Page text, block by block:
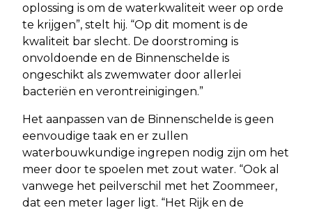
oplossing is om de waterkwaliteit weer op orde
te krijgen”, stelt hij. “Op dit moment is de
kwaliteit bar slecht. De doorstroming is
onvoldoende en de Binnenschelde is
ongeschikt als zwemwater door allerlei
bacteriën en verontreinigingen.”
Het aanpassen van de Binnenschelde is geen
eenvoudige taak en er zullen
waterbouwkundige ingrepen nodig zijn om het
meer door te spoelen met zout water. “Ook al
vanwege het peilverschil met het Zoommeer,
dat een meter lager ligt. “Het Rijk en de